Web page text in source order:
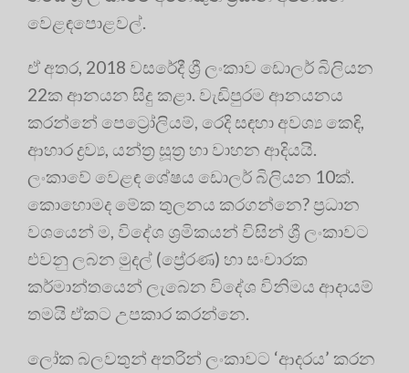
වෙළඳපොළවල්.
ඒ අතර, 2018 වසරේදී ශ්‍රී ලංකාව ඩොලර් බිලියන
22ක ආනයන සිදු කළා. වැඩිපුරම ආනයනය
කරන්නේ පෙට්‍රෝලියම්, රෙදි සඳහා අවශ්‍ය කෙඳි,
ආහාර ද්‍රව්‍ය, යන්ත්‍ර සූත්‍ර හා වාහන ආදියයි.
ලංකාවේ වෙළඳ ශේෂය ඩොලර් බිලියන 10ක්.
කොහොමද මේක තුලනය කරගන්නෙ? ප්‍රධාන
වශයෙන් ම, විදේශ ශ්‍රමිකයන් විසින් ශ්‍රී ලංකාවට
එවනු ලබන මුදල් (ප්‍රේරණ) හා සංචාරක
කර්මාන්තයෙන් ලැබෙන විදේශ විනිමය ආදායම්
තමයි ඒකට උපකාර කරන්නෙ.
ලෝක බලවතුන් අතරින් ලංකාවට ‘ආදරය’ කරන